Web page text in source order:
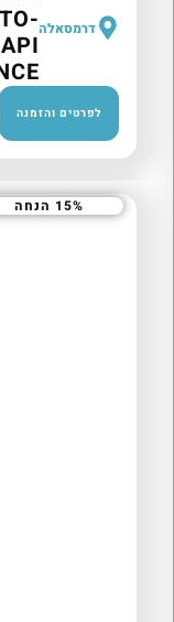
דרמסאלה
API
לפרטים והזמנה
15% הנחה